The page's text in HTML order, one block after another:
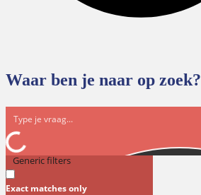
Waar ben je naar op zoek?
Generic filters
Exact matches only